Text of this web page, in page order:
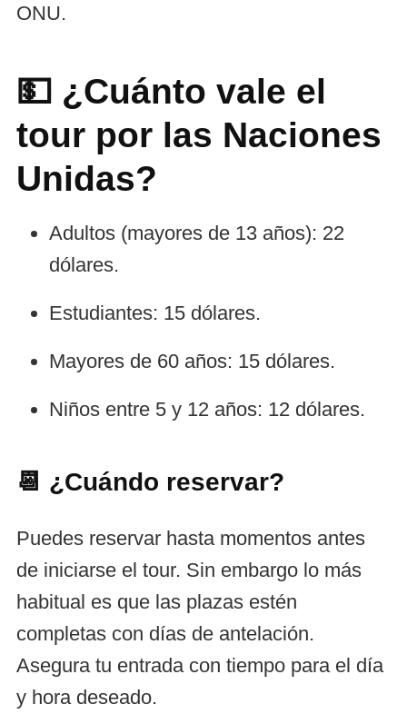
ONU.
💵 ¿Cuánto vale el
tour por las Naciones
Unidas?
Adultos (mayores de 13 años): 22
dólares.
Estudiantes: 15 dólares.
Mayores de 60 años: 15 dólares.
Niños entre 5 y 12 años: 12 dólares.
📆 ¿Cuándo reservar?
Puedes reservar hasta momentos antes
de iniciarse el tour. Sin embargo lo más
habitual es que las plazas estén
completas con días de antelación.
Asegura tu entrada con tiempo para el día
y hora deseado.